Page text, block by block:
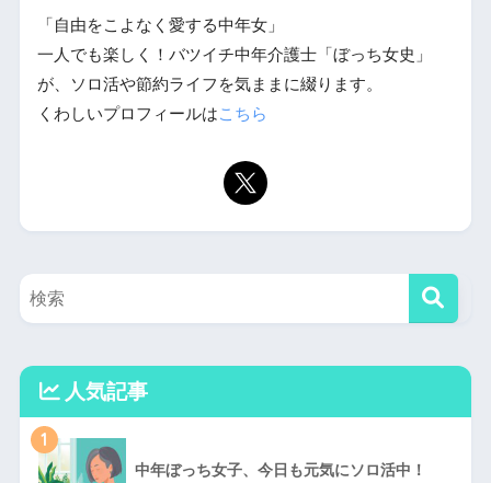
「自由をこよなく愛する中年女」
一人でも楽しく！バツイチ中年介護士「ぼっち女史」
が、ソロ活や節約ライフを気ままに綴ります。
くわしいプロフィールはこちら
人気記事
1
中年ぼっち女子、今日も元気にソロ活中！